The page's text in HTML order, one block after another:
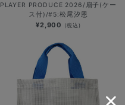
PLAYER PRODUCE 2026/扇子(ケー
ス付)/#5:松尾汐恩
¥2,900 (税込)